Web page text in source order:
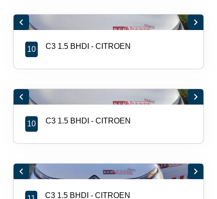
chevron_left chevron_right
10 C3 1.5 BHDI - CITROEN
chevron_left chevron_right
10 C3 1.5 BHDI - CITROEN
chevron_left chevron_right
C3 1.5 BHDI - CITROEN